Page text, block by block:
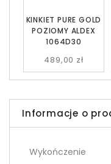
KINKIET PURE GOLD
POZIOMY ALDEX
1064D30
489,00 zł
Informacje o
Wykończenie